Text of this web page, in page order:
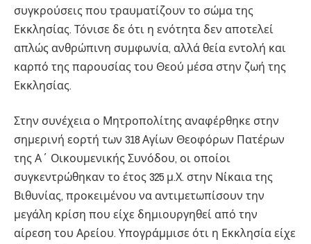
συγκρούσεις που τραυματίζουν το σώμα της
Εκκλησίας. Τόνισε δε ότι η ενότητα δεν αποτελεί
απλώς ανθρώπινη συμφωνία, αλλά θεία εντολή και
καρπό της παρουσίας του Θεού μέσα στην ζωή της
Εκκλησίας.
Στην συνέχεια ο Μητροπολίτης αναφέρθηκε στην
σημερινή εορτή των 318 Αγίων Θεοφόρων Πατέρων
της Α΄ Οικουμενικής Συνόδου, οι οποίοι
συγκεντρώθηκαν το έτος 325 μ.Χ. στην Νίκαια της
Βιθυνίας, προκειμένου να αντιμετωπίσουν την
μεγάλη κρίση που είχε δημιουργηθεί από την
αίρεση του Αρείου. Υπογράμμισε ότι η Εκκλησία είχε